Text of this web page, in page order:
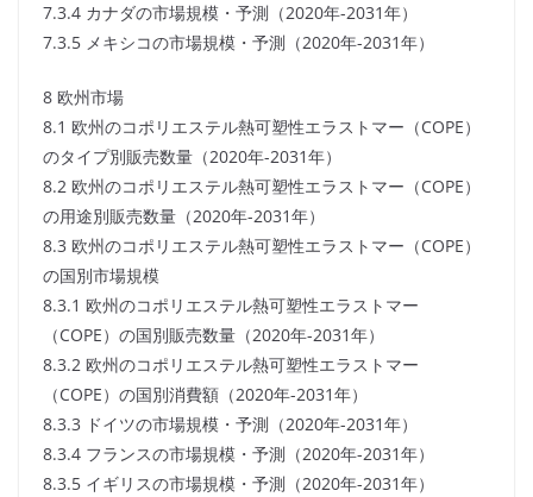
7.3.4 カナダの市場規模・予測（2020年-2031年）
7.3.5 メキシコの市場規模・予測（2020年-2031年）
8 欧州市場
8.1 欧州のコポリエステル熱可塑性エラストマー（COPE）
のタイプ別販売数量（2020年-2031年）
8.2 欧州のコポリエステル熱可塑性エラストマー（COPE）
の用途別販売数量（2020年-2031年）
8.3 欧州のコポリエステル熱可塑性エラストマー（COPE）
の国別市場規模
8.3.1 欧州のコポリエステル熱可塑性エラストマー
（COPE）の国別販売数量（2020年-2031年）
8.3.2 欧州のコポリエステル熱可塑性エラストマー
（COPE）の国別消費額（2020年-2031年）
8.3.3 ドイツの市場規模・予測（2020年-2031年）
8.3.4 フランスの市場規模・予測（2020年-2031年）
8.3.5 イギリスの市場規模・予測（2020年-2031年）